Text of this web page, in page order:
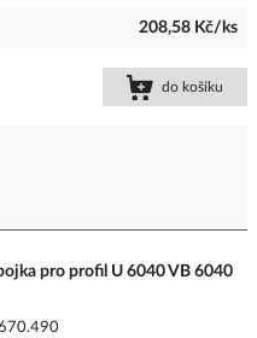
208,58 Kč/ks
do košíku
pro profil U 6040 VB 6040